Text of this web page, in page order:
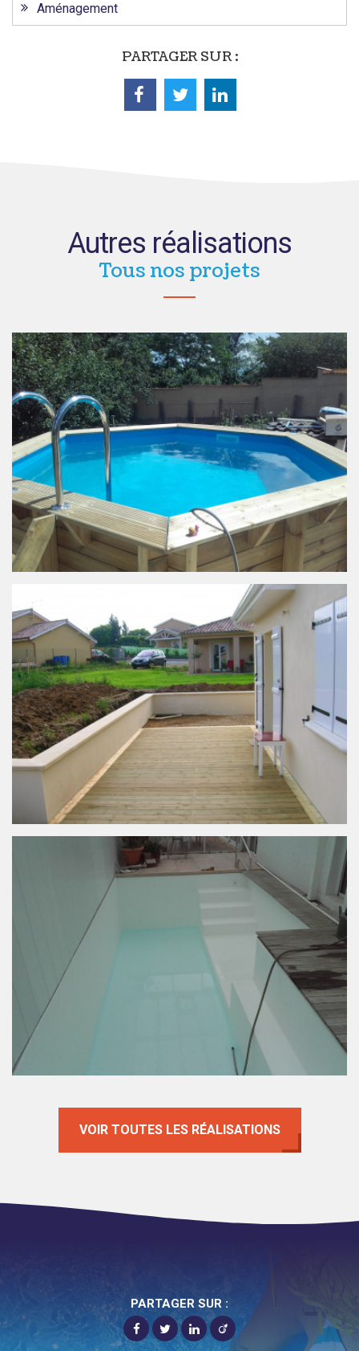
Aménagement
PARTAGER SUR :
Autres réalisations
Tous nos projets
Piscine bois hexagonale à JARNIOUX
Terrassement manuel Réalisation d'une dalle
béton Montage piscine Adaptation d'un enrouleur
à [...]
Aménagement extérieur à BELLEVILLE (69)
.
Rénovation bassin intérieur à ANSE
VOIR TOUTES LES RÉALISATIONS
PARTAGER SUR :